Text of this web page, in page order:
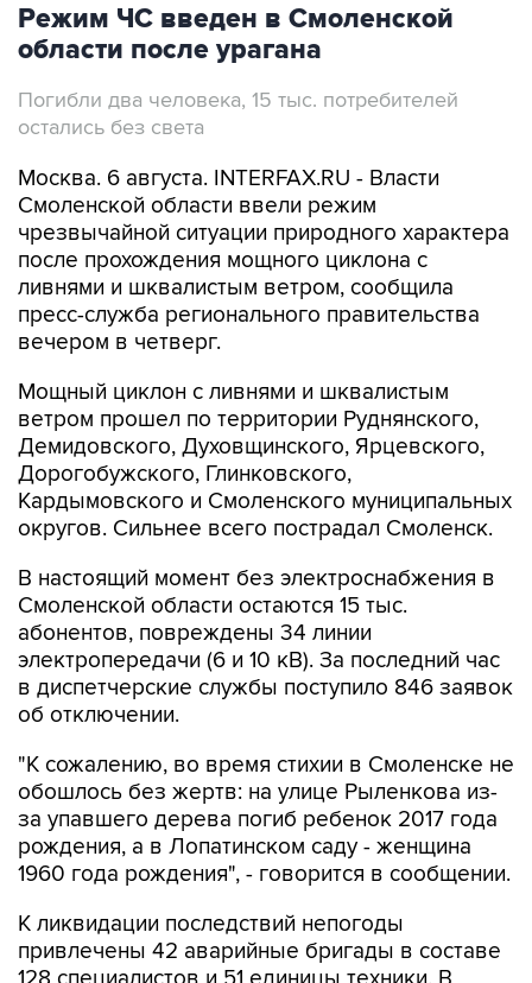
Режим ЧС введен в Смоленской
области после урагана
Погибли два человека, 15 тыс. потребителей
остались без света
Москва. 6 августа. INTERFAX.RU - Власти
Смоленской области ввели режим
чрезвычайной ситуации природного характера
после прохождения мощного циклона с
ливнями и шквалистым ветром, сообщила
пресс-служба регионального правительства
вечером в четверг.
Мощный циклон с ливнями и шквалистым
ветром прошел по территории Руднянского,
Демидовского, Духовщинского, Ярцевского,
Дорогобужского, Глинковского,
Кардымовского и Смоленского муниципальных
округов. Сильнее всего пострадал Смоленск.
В настоящий момент без электроснабжения в
Смоленской области остаются 15 тыс.
абонентов, повреждены 34 линии
электропередачи (6 и 10 кВ). За последний час
в диспетчерские службы поступило 846 заявок
об отключении.
"К сожалению, во время стихии в Смоленске не
обошлось без жертв: на улице Рыленкова из-
за упавшего дерева погиб ребенок 2017 года
рождения, а в Лопатинском саду - женщина
1960 года рождения", - говорится в сообщении.
К ликвидации последствий непогоды
привлечены 42 аварийные бригады в составе